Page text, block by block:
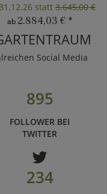
statt3.645,00 €
ab2.884,03 € *
Social Media
895
FOLLOWER BEI
TWITTER
234